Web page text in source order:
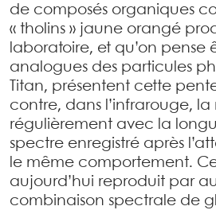
de composés organiques
« tholins » jaune orangé
laboratoire, et qu’on pense
analogues des particules
Titan, présentent cette
contre, dans l’infrarouge,
régulièrement avec la
spectre enregistré après
le même comportement.
aujourd’hui reproduit par
combinaison spectrale de